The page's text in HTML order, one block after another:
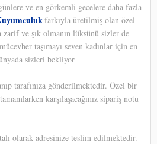
ve en görkemli gecelere daha fazla
farkıyla üretilmiş olan özel
ve şık olmanın lüksünü sizler de
mücevher taşımayı seven kadınlar için en
sizleri bekliyor
tarafınıza gönderilmektedir. Özel bir
karşılaşacağınız sipariş notu
olarak adresinize teslim edilmektedir.